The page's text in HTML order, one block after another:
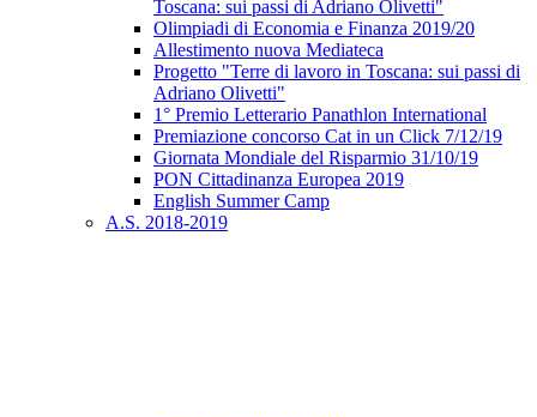
Toscana: sui passi di Adriano Olivetti"
Olimpiadi di Economia e Finanza 2019/20
Allestimento nuova Mediateca
Progetto "Terre di lavoro in Toscana: sui passi di
Adriano Olivetti"
1° Premio Letterario Panathlon International
Premiazione concorso Cat in un Click 7/12/19
Giornata Mondiale del Risparmio 31/10/19
PON Cittadinanza Europea 2019
English Summer Camp
A.S. 2018-2019